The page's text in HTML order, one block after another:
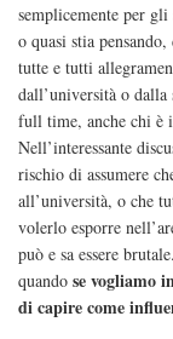
semplicemente per
o quasi stia
tutte e tutti
dall’università o
full time, anche chi è
Nell’interessante
rischio di assumere
all’università, o che
volerlo esporre
può e sa essere
quando se vogliamo
di capire come